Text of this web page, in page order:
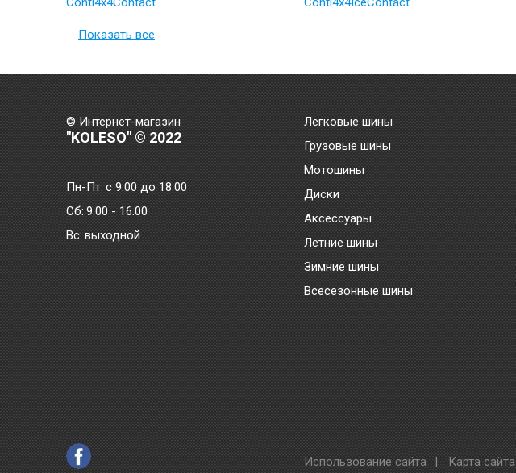
Показать все
© Интернет-магазин
"KOLESO" © 2022
Пн-Пт:с 9.00 до 18.00
Сб: 9.00 - 16.00
Bc: выходной
Легковые шины
Грузовые шины
Мотошины
Диски
Аксессуары
Летние шины
Зимние шины
Всесезонные шины
Использование сайта | Карта сайта